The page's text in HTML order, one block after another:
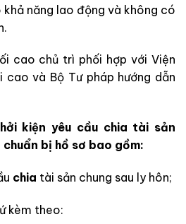
năng lao động và không có
cao chủ trì phối hợp với Viện
cao và Bộ Tư pháp hướng dẫn
kiện yêu cầu chia tài sản
bị hồ sơ bao gồm:
chia tài sản chung sau ly hôn;
kèm theo: